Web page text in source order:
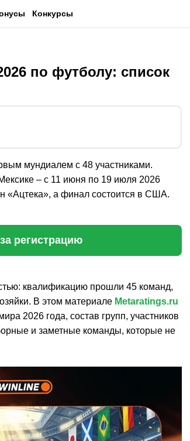
Конкурсы
по футболу: список
мундиалем с 48 участниками.
– с 11 июня по 19 июля 2026
«Ацтека», а финал состоится в США.
регистрацию
квалификацию прошли 45 команд,
В этом материале Metaratings.ru
2026 года, состав групп, участников
и заметные команды, которые не